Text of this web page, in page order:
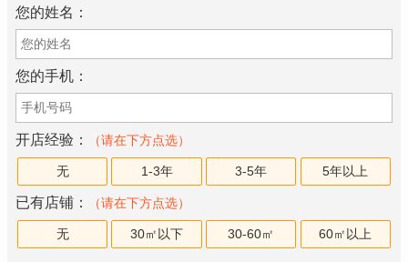
您的姓名：
您的手机：
开店经验： （请在下方点选）
无 1-3年 3-5年 5年以上
已有店铺： （请在下方点选）
无 30㎡以下 30-60㎡ 60㎡以上